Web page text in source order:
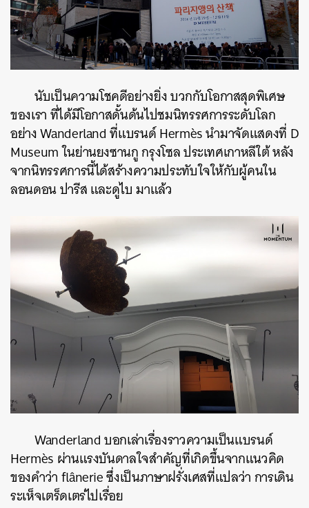
นับเป็นความโชคดีอย่างยิ่ง บวกกับโอกาสสุดพิเศษ
ของเรา ที่ได้มีโอกาสดั้นด้นไปชมนิทรรศการระดับโลก
อย่าง Wanderland ที่แบรนด์ Hermès นำมาจัดแสดงที่ D
Museum ในย่านยงซานกู กรุงโซล ประเทศเกาหลีใต้ หลัง
จากนิทรรศการนี้ได้สร้างความประทับใจให้กับผู้คนใน
ลอนดอน ปารีส และดูไบ มาแล้ว
Wanderland บอกเล่าเรื่องราวความเป็นแบรนด์
Hermès ผ่านแรงบันดาลใจสำคัญที่เกิดขึ้นจากแนวคิด
ของคำว่า flânerie ซึ่งเป็นภาษาฝรั่งเศสที่แปลว่า การเดิน
ระเห็จเตร็ดเตร่ไปเรื่อย